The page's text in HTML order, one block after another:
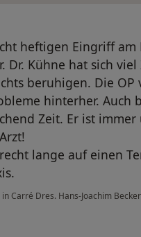
heftigen Eingriff
Dr. Kühne hat sich
beruhigen. Die
hinterher. Auch
Zeit. Er ist
lange auf einen
in Carré Dres. Hans-Joachim